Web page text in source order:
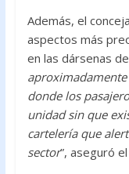
Además, el
aspectos más
en las dársenas
donde los
unidad sin que
cartelería que
sector”, aseguró